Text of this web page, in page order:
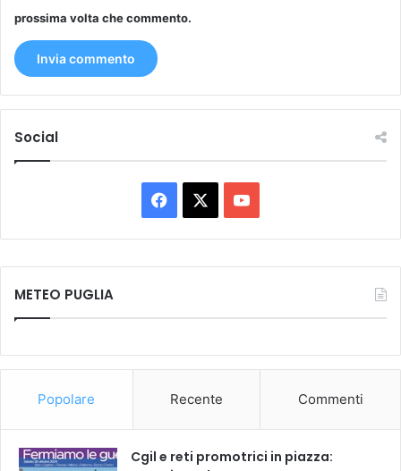
prossima volta che commento.
Social
Facebook You
Tube
METEO PUGLIA
Popolare Recente Commenti
Cgil e reti promotrici in piazza: